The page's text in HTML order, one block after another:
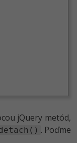
jQuery metód,
. Poďme